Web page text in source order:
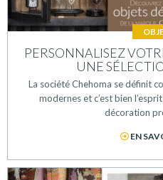
PERSONNALISEZ
UNE
La société Chehoma se définit
modernes et c’est bien
décoration
EN